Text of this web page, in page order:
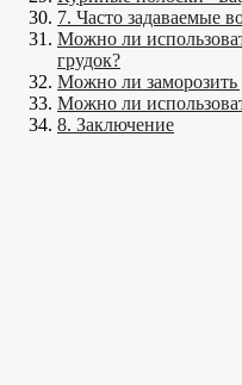
7. Часто задаваемые
Можно ли
грудок?
Можно ли
Можно ли
8. Заключение